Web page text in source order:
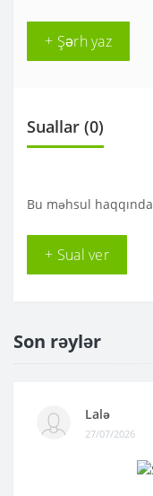
+ Şərh yaz
Suallar (0)
Bu məhsul
+ Sual ver
Son rəylər
Lalə
27/07/2026